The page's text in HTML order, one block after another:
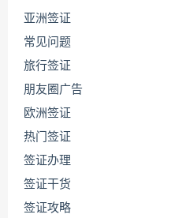
亚洲签证
常见问题
旅行签证
朋友圈广告
欧洲签证
热门签证
签证办理
签证干货
签证攻略